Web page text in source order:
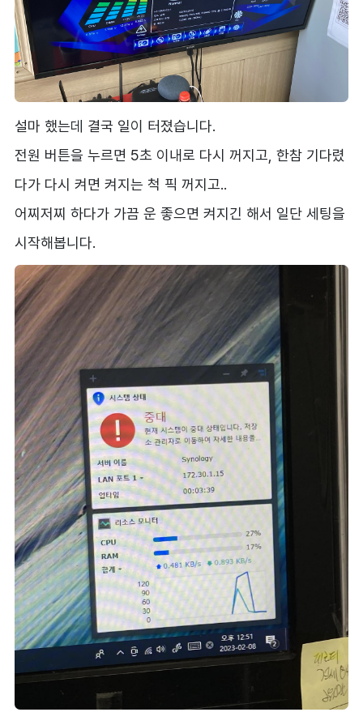
설마 했는데 결국 일이 터졌습니다.
전원 버튼을 누르면 5초 이내로 다시 꺼지고, 한참 기다렸
다가 다시 켜면 켜지는 척 픽 꺼지고..
어찌저찌 하다가 가끔 운 좋으면 켜지긴 해서 일단 세팅을
시작해봅니다.